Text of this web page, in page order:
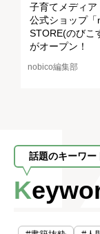
子育てメディ
公式ショップ「
STORE(のびこ
がオープン！
nobico編集部
話題のキーワー